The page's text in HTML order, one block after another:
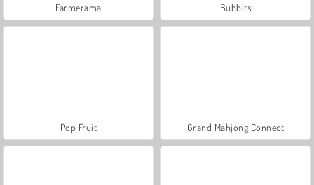
Farmerama Bubbits
Pop Fruit Grand Mahjong Connect